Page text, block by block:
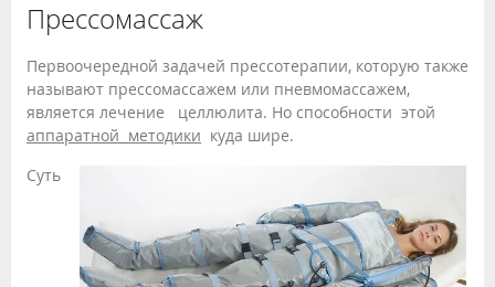
Прессомассаж
Первоочередной задачей прессотерапии, которую также
называют прессомассажем или пневмомассажем,
является лечение целлюлита. Но способности этой
аппаратной методики куда шире.
Суть